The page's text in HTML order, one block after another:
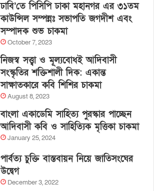
ঢাবি’তে পিসিপি ঢাকা মহানগর এর ৩১তম
কাউন্সিল সম্পন্নঃ সভাপতি জগদীশ এবং
সম্পাদক শুভ চাকমা
October 7, 2023
নিজস্ব সত্ত্বা ও মূল্যবোধই আদিবাসী
সংস্কৃতির শক্তিশালী দিক: একান্ত
সাক্ষাতকারে কবি শিশির চাকমা
August 8, 2023
বাংলা একাডেমি সাহিত্য পুরস্কার পাচ্ছেন
আদিবাসী কবি ও সাহিত্যিক মৃত্তিকা চাকমা
January 25, 2024
পার্বত্য চুক্তি বাস্তবায়ন নিয়ে জাতিসংঘের
উদ্বেগ
December 3, 2022